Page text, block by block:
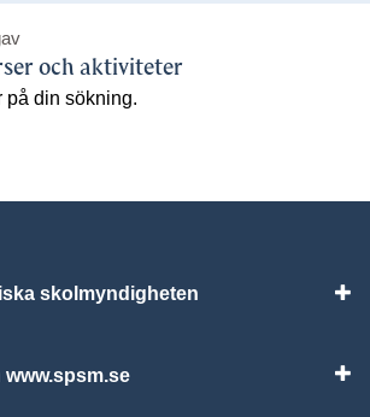
och aktiviteter
på din sökning.
skolmyndigheten